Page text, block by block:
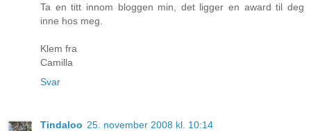
Ta en titt innom bloggen min, det ligger en award til deg
inne hos meg.
Klem fra
Camilla
Svar
Tindaloo 25. november 2008 kl. 10:14